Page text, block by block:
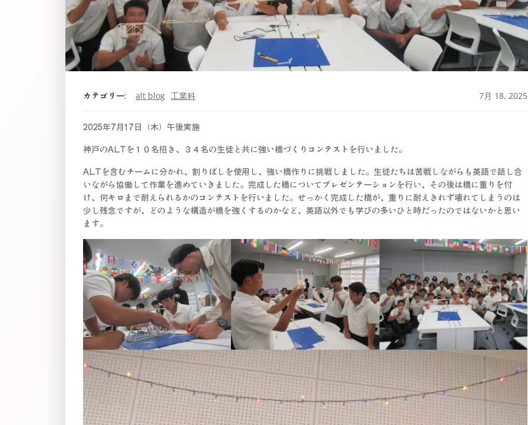
カテゴリー: alt blog 工業科 7月 18, 2025
2025年7月17日（木）午後実施
神戸のALTを１０名招き、３４名の生徒と共に強い橋づくりコンテストを行いました。
ALTを含むチームに分かれ、割りばしを使用し、強い橋作りに挑戦しました。生徒たちは苦戦しながらも英語で話し合
いながら協働して作業を進めていきました。完成した橋についてプレゼンテーションを行い、その後は橋に重りを付
け、何キロまで耐えられるかのコンテストを行いました。せっかく完成した橋が、重りに耐えきれず壊れてしまうのは
少し残念ですが、どのような構造が橋を強くするのかなど、英語以外でも学びの多いひと時だったのではないかと思い
ます。